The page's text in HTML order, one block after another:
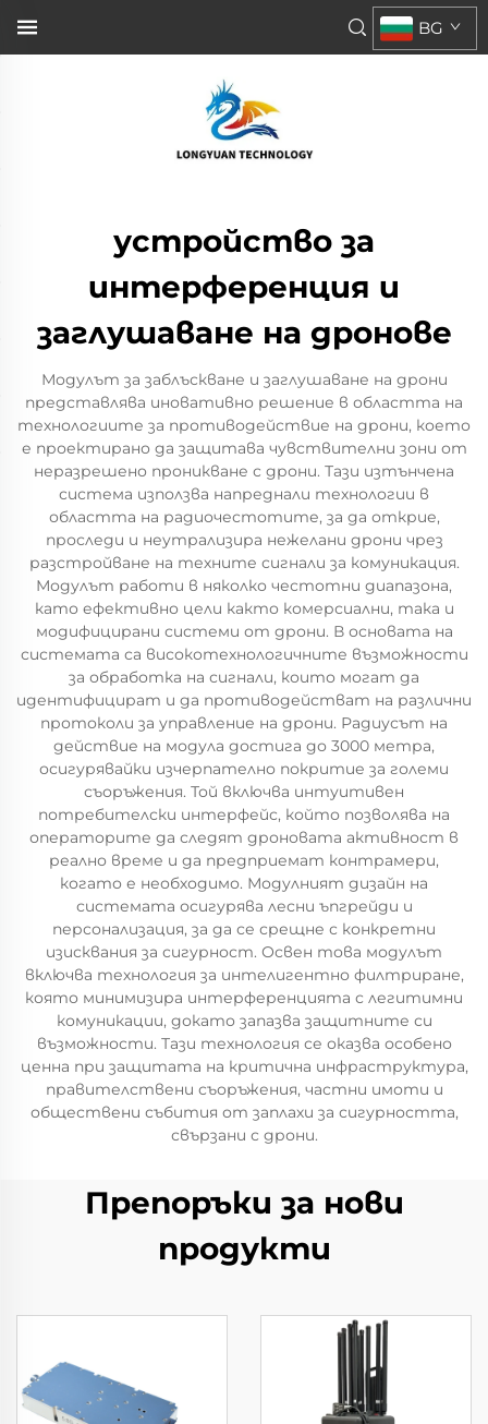
BG
устройство за
интерференция и
заглушаване на дронове
Модулът за заблъскване и заглушаване на дрони
представлява иновативно решение в областта на
технологиите за противодействие на дрони, което
е проектирано да защитава чувствителни зони от
неразрешено проникване с дрони. Тази изтънчена
система използва напреднали технологии в
областта на радиочестотите, за да открие,
проследи и неутрализира нежелани дрони чрез
разстройване на техните сигнали за комуникация.
Модулът работи в няколко честотни диапазона,
като ефективно цели както комерсиални, така и
модифицирани системи от дрони. В основата на
системата са високотехнологичните възможности
за обработка на сигнали, които могат да
идентифицират и да противодействат на различни
протоколи за управление на дрони. Радиусът на
действие на модула достига до 3000 метра,
осигурявайки изчерпателно покритие за големи
съоръжения. Той включва интуитивен
потребителски интерфейс, който позволява на
операторите да следят дроновата активност в
реално време и да предприемат контрамери,
когато е необходимо. Модулният дизайн на
системата осигурява лесни ъпгрейди и
персонализация, за да се срещне с конкретни
изисквания за сигурност. Освен това модулът
включва технология за интелигентно филтриране,
която минимизира интерференцията с легитимни
комуникации, докато запазва защитните си
възможности. Тази технология се оказва особено
ценна при защитата на критична инфраструктура,
правителствени съоръжения, частни имоти и
обществени събития от заплахи за сигурността,
свързани с дрони.
Препоръки за нови
продукти